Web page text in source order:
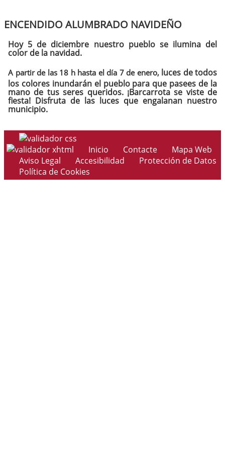
ENCENDIDO ALUMBRADO NAVIDEÑO
Hoy 5 de diciembre nuestro pueblo se ilumina del
color de la navidad.
A partir de las 18 h hasta el día 7 de enero,luces de todos
los colores inundarán el pueblo para que pasees de la
mano de tus seres queridos. ¡Barcarrota se viste de
fiesta! Disfruta de las luces que engalanan nuestro
municipio.
Inicio Contacte
Mapa Web
Aviso Legal
Accesibilidad
Protección de Datos
Política de Cookies